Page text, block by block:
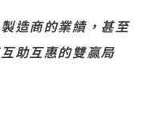
造商的業績，甚至
助互惠的雙贏局